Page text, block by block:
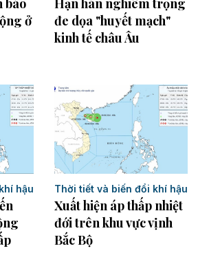
báo
ở
Hạn hán nghiêm trọng
đe dọa "huyết mạch"
kinh tế châu Âu
hậu Thời tiết và biến đổi khí hậu
Xuất hiện áp thấp nhiệt
đới trên khu vực vịnh
Bắc Bộ